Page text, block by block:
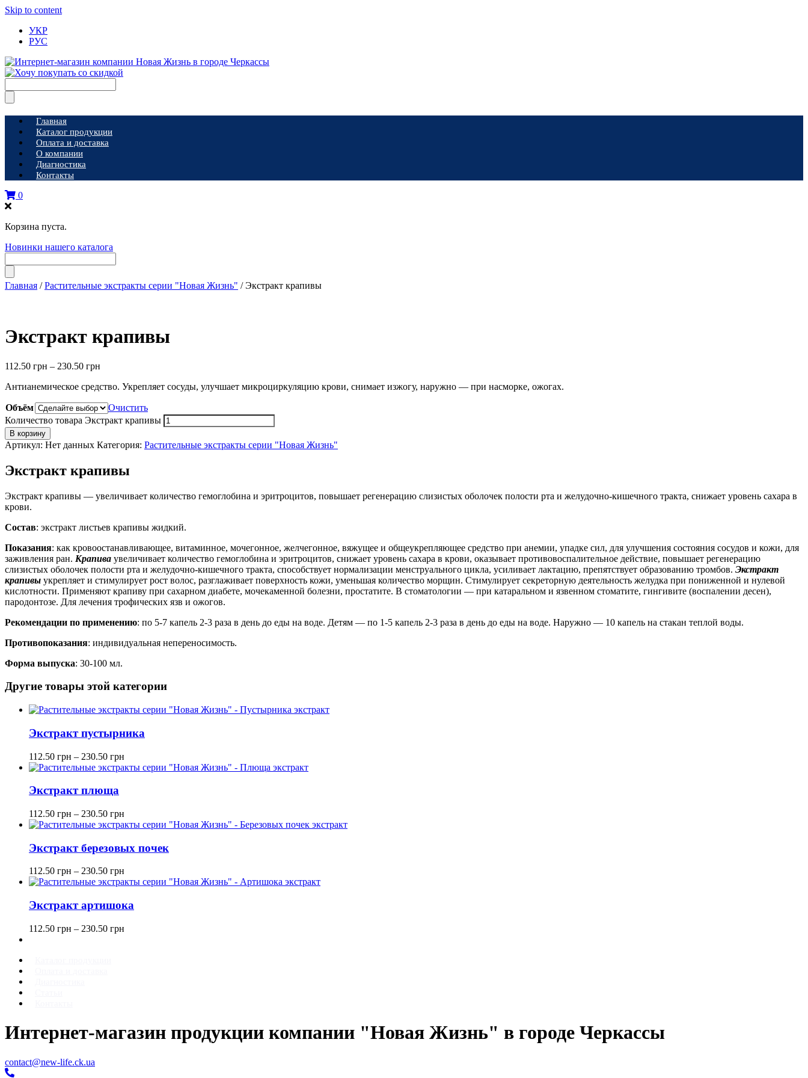
Skip to content
УКР
РУС
Главная
Каталог продукции
Оплата и доставка
О компании
Диагностика
Контакты
0
Корзина пуста.
Новинки нашего каталога
Главная /Растительные экстракты серии "Новая Жизнь" / Экстракт крапивы
Экстракт крапивы
112.50 грн – 230.50 грн
Антианемическое средство. Укрепляет сосуды, улучшает микроциркуляцию крови, снимает изжогу, наружно — при насморке, ожогах.
Объём
Очистить
Количество товара Экстракт крапивы
В корзину
Артикул: Нет данных Категория: Растительные экстракты серии "Новая Жизнь"
Экстракт крапивы
Экстракт крапивы — увеличивает количество гемоглобина и эритроцитов, повышает регенерацию слизистых оболочек полости рта и желудочно-кишечного тракта, снижает уровень сахара в
крови.
Состав: экстракт листьев крапивы жидкий.
Показания: как кровоостанавливающее, витаминное, мочегонное, желчегонное, вяжущее и общеукрепляющее средство при анемии, упадке сил, для улучшения состояния сосудов и кожи, для
заживления ран. Крапива увеличивает количество гемоглобина и эритроцитов, снижает уровень сахара в крови, оказывает противовоспалительное действие, повышает регенерацию
слизистых оболочек полости рта и желудочно-кишечного тракта, способствует нормализации менструального цикла, усиливает лактацию, препятствует образованию тромбов. Экстракт
крапивы укрепляет и стимулирует рост волос, разглаживает поверхность кожи, уменьшая количество морщин. Стимулирует секреторную деятельность желудка при пониженной и нулевой
кислотности. Применяют крапиву при сахарном диабете, мочекаменной болезни, простатите. В стоматологии — при катаральном и язвенном стоматите, гингивите (воспалении десен),
пародонтозе. Для лечения трофических язв и ожогов.
Рекомендации по применению: по 5-7 капель 2-3 раза в день до еды на воде. Детям — по 1-5 капель 2-3 раза в день до еды на воде. Наружно — 10 капель на стакан теплой воды.
Противопоказания: индивидуальная непереносимость.
Форма выпуска: 30-100 мл.
Другие товары этой категории
Экстракт пустырника
112.50 грн – 230.50 грн
Экстракт плюща
112.50 грн – 230.50 грн
Экстракт березовых почек
112.50 грн – 230.50 грн
Экстракт артишока
112.50 грн – 230.50 грн
Интернет-магазин продукции компании "Новая Жизнь" в городе Черкассы
contact@new-life.ck.ua